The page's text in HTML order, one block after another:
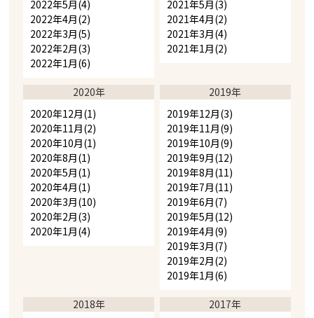
2022年5月(4)
2022年4月(2)
2022年3月(5)
2022年2月(3)
2022年1月(6)
2021年5月(3)
2021年4月(2)
2021年3月(4)
2021年1月(2)
2020年
2020年12月(1)
2020年11月(2)
2020年10月(1)
2020年8月(1)
2020年5月(1)
2020年4月(1)
2020年3月(10)
2020年2月(3)
2020年1月(4)
2019年
2019年12月(3)
2019年11月(9)
2019年10月(9)
2019年9月(12)
2019年8月(11)
2019年7月(11)
2019年6月(7)
2019年5月(12)
2019年4月(9)
2019年3月(7)
2019年2月(2)
2019年1月(6)
2018年
2017年